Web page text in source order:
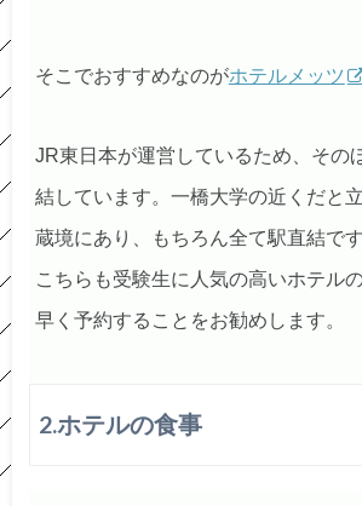
そこでおすすめなのがホテルメッツ
JR東日本が運営しているため、その
結しています。一橋大学の近くだと
蔵境にあり、もちろん全て駅直結で
こちらも受験生に人気の高いホテル
早く予約することをお勧めします。
2.ホテルの食事